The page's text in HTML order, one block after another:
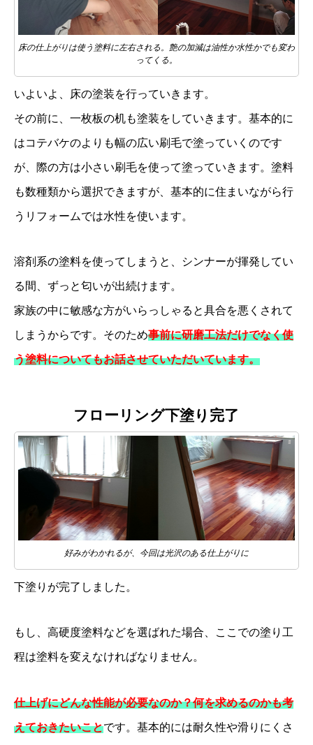
床の仕上がりは使う塗料に左右される。艶の加減は油性か水性かでも変わ
ってくる。
いよいよ、床の塗装を行っていきます。
その前に、一枚板の机も塗装をしていきます。基本的に
はコテバケのよりも幅の広い刷毛で塗っていくのです
が、際の方は小さい刷毛を使って塗っていきます。 塗料
も数種類から選択できますが、基本的に住まいながら行
うリフォームでは水性を使います。
溶剤系の塗料を使ってしまうと、シンナーが揮発してい
る間、ずっと匂いが出続けます。
家族の中に敏感な方がいらっしゃると具合を悪くされて
しまうからです。そのため事前に研磨工法だけでなく使
う塗料についてもお話させていただいています。
フローリング下塗り完了
好みがわかれるが、今回は光沢のある仕上がりに
下塗りが完了しました。
もし、高硬度塗料などを選ばれた場合、ここでの塗り工
程は塗料を変えなければなりません。
仕上げにどんな性能が必要なのか？何を求めるのかも考
えておきたいことです。基本的には耐久性や滑りにくさ